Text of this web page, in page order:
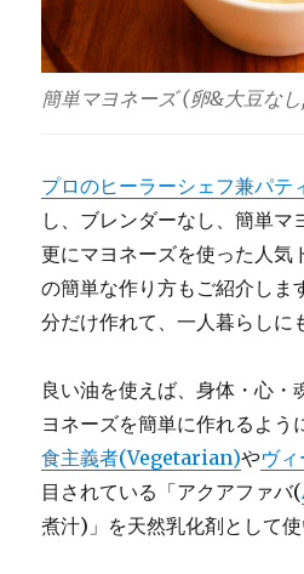
海
外
者
に
簡単マヨネーズ (卵&大豆な
プロのヒーラーシェフ兼パテ
し、ブレンダーなし、簡単マ
更にマヨネーズを使った人気
の簡単な作り方もご紹介しま
分だけ作れて、一人暮らしに
良い油を使えば、身体・心・
ヨネーズを簡単に作れるよう
食主義者(Vegetarian)やヴ
目されている「アクアファバ(
煮汁)」を天然乳化剤として使